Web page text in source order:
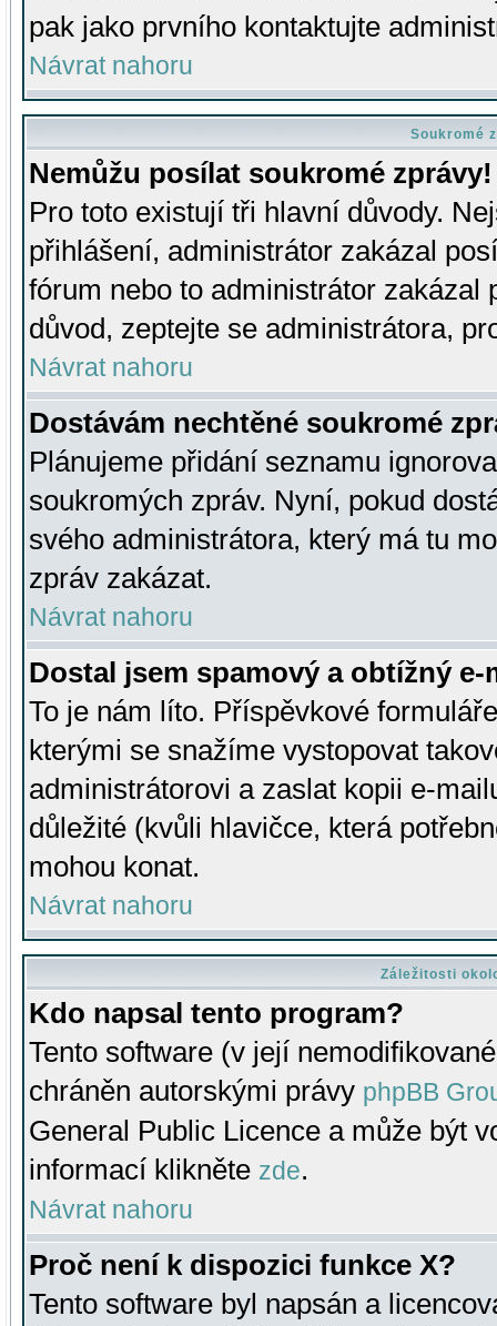
pak jako prvního kontaktujte
Návrat nahoru
Soukromé
Nemůžu posílat soukromé zprávy!
Pro toto existují tři hlavní důvody.
přihlášení, administrátor zakázal
fórum nebo to administrátor zakázal
důvod, zeptejte se administrátora,
Návrat nahoru
Dostávám nechtěné soukromé
Plánujeme přidání seznamu
soukromých zpráv. Nyní, pokud
svého administrátora, který má tu
zpráv zakázat.
Návrat nahoru
Dostal jsem spamový a obtížný
To je nám líto. Příspěvkové
kterými se snažíme vystopovat
administrátorovi a zaslat kopii e-
důležité (kvůli hlavičce, která
mohou konat.
Návrat nahoru
Záležitosti
Kdo napsal tento program?
Tento software (v její
chráněn autorskými právy phpBB
General Public Licence a může být
informací klikněte zde.
Návrat nahoru
Proč není k dispozici funkce X?
Tento software byl napsán a